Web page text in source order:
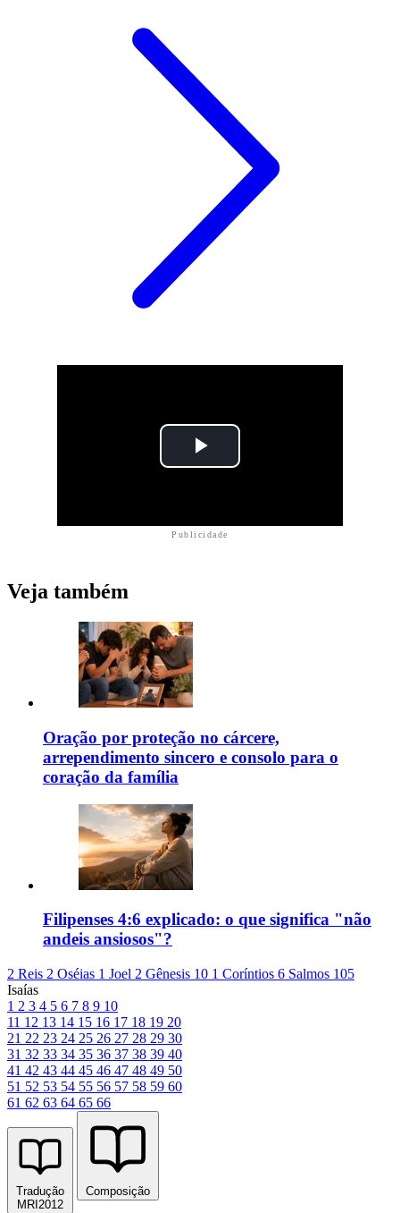
Publicidade
Veja também
Oração por proteção no cárcere,
arrependimento sincero e consolo para o
coração da família
Filipenses 4:6 explicado: o que significa "não
andeis ansiosos"?
2 Reis 2 Oséias 1 Joel 2 Gênesis 10 1 Coríntios 6 Salmos 105
Isaías
1 2 3 4 5 6 7 8 9 10
11 12 13 14 15 16 17 18 19 20
21 22 23 24 25 26 27 28 29 30
31 32 33 34 35 36 37 38 39 40
41 42 43 44 45 46 47 48 49 50
51 52 53 54 55 56 57 58 59 60
61 62 63 64 65 66
Tradução
MRI2012
Composição